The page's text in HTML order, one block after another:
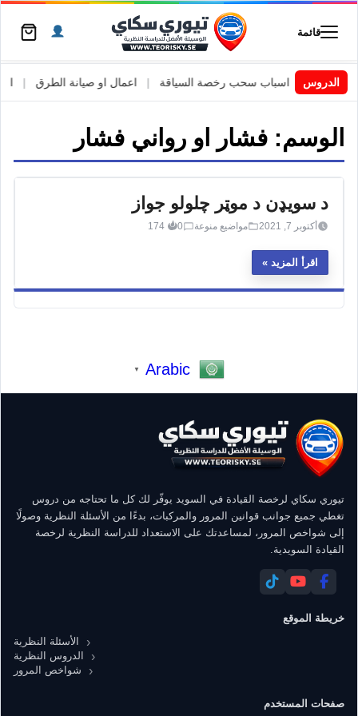
قائمة
الدروسالسويد | اسباب سحب رخصة السياقة اعمال او صيانة الطرق
الوسم: فشار او رواني فشار
د سویډن د موټر چلولو جواز
أكتوبر 7, 2021 مواضيع منوعة 0
174
اقرأ المزيد
Arabic
▼
تيوري سكاي لرخصة القيادة في السويد يوفّر لك كل ما تحتاجه من دروس
تغطي جميع جوانب قوانين المرور والمركبات، بدءًا من الأسئلة النظرية وصولًا
إلى شواخص المرور، لمساعدتك على الاستعداد للدراسة النظرية لرخصة
القيادة السويدية.
خريطة الموقع
الأسئلة النظرية
الدروس النظرية
شواخص المرور
صفحات المستخدم